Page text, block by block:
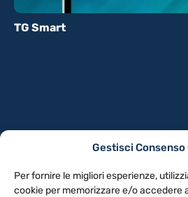
Gestisci Consenso
Per fornire le migliori esperienze,
cookie per memorizzare e/o accedere
TG Smart
NOTE LEGALI
CONTATTACI